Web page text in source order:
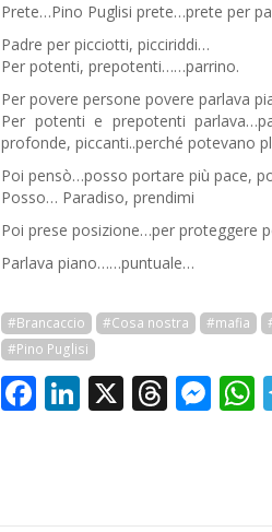
Prete…Pino Puglisi prete…prete per
Padre per picciotti, picciriddi…
Per potenti, prepotenti……parrino.
Per povere persone povere parlava
Per potenti e prepotenti
profonde, piccanti..perché potevano
Poi pensò…posso portare più pace,
Posso… Paradiso, prendimi
Poi prese posizione…per proteggere
Parlava piano……puntuale…
#Brancaccio #Cosa nostra #mafia
#Pino Puglisi
Facebook
LinkedIn
X